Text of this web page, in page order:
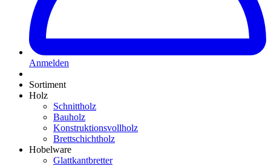
Anmelden
Sortiment
Holz
Schnittholz
Bauholz
Konstruktionsvollholz
Brettschichtholz
Hobelware
Glattkantbretter